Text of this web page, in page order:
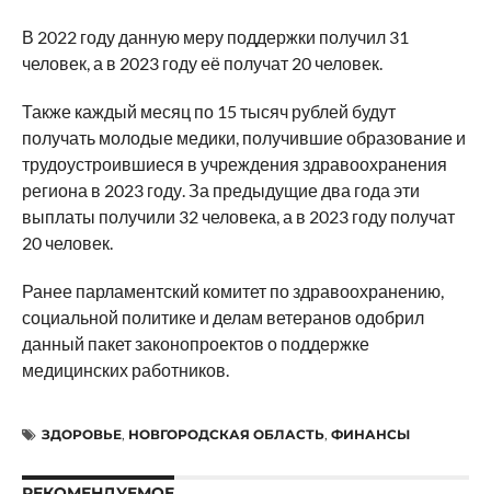
В 2022 году данную меру поддержки получил 31
человек, а в 2023 году её получат 20 человек.
Также каждый месяц по 15 тысяч рублей будут
получать молодые медики, получившие образование и
трудоустроившиеся в учреждения здравоохранения
региона в 2023 году. За предыдущие два года эти
выплаты получили 32 человека, а в 2023 году получат
20 человек.
Ранее парламентский комитет по здравоохранению,
социальной политике и делам ветеранов одобрил
данный пакет законопроектов о поддержке
медицинских работников.
ЗДОРОВЬЕ, НОВГОРОДСКАЯ ОБЛАСТЬ, ФИНАНСЫ